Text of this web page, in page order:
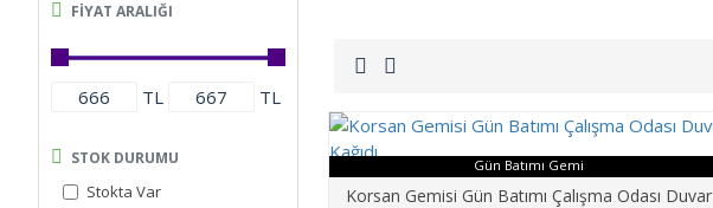
FIYAT ARALIĞI
TL TL
STOK DURUMU
Stokta Var
Gün Batımı Gemi
Korsan Gemisi Gün Batımı Çalışma Odası Duvar